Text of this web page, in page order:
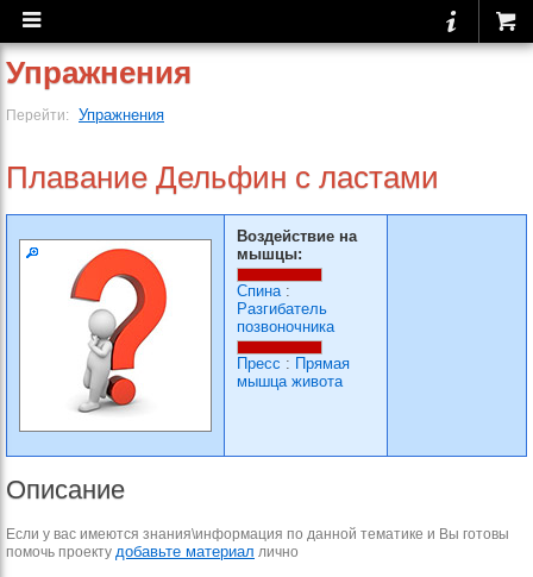
Упражнения
Перейти: Упражнения
Плавание Дельфин с ластами
Воздействие на
мышцы:
Спина:
Разгибатель
позвоночника
Пресс : Прямая
мышца живота
Описание
Если у вас имеются знания\информация по данной тематике и Вы готовы
помочь проекту добавьте материал лично